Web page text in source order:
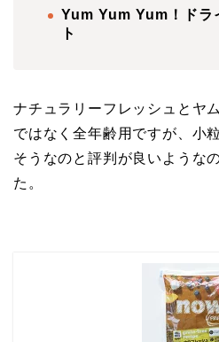
Yum Yum Yum！ドラ
ト
ナチュラリーフレッシュとヤ
ではなく全年齢用ですが、小
そうなのと評判が良いような
た。